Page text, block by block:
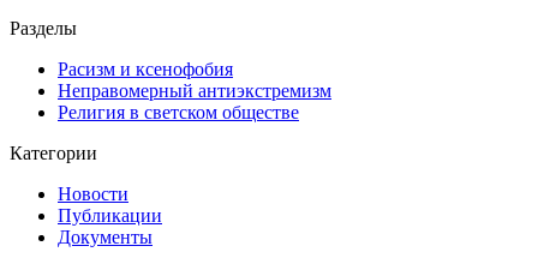
Разделы
Расизм и ксенофобия
Неправомерный антиэкстремизм
Религия в светском обществе
Категории
Новости
Публикации
Документы